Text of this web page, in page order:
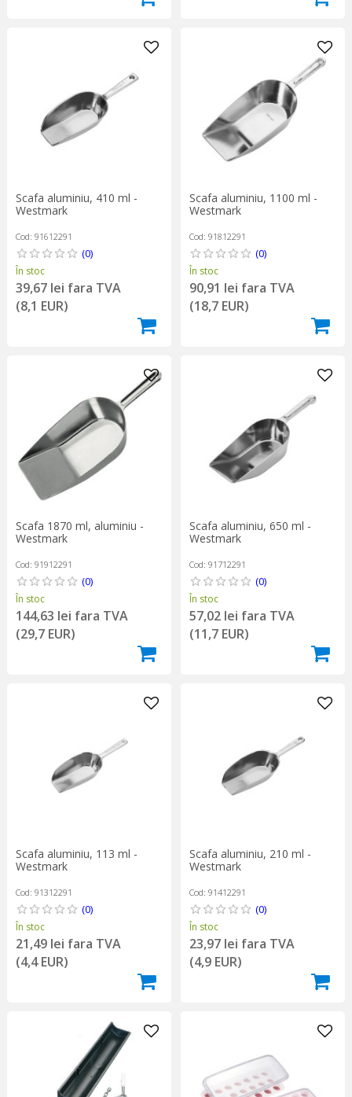
Scafa aluminiu, 410 ml -
Westmark
Cod: 91612291
(0)
În stoc
39,67 lei fara TVA
(8,1 EUR)
Scafa aluminiu, 1100 ml -
Westmark
Cod: 91812291
(0)
În stoc
90,91 lei fara TVA
(18,7 EUR)
Scafa 1870 ml, aluminiu -
Westmark
Cod: 91912291
(0)
În stoc
144,63 lei fara TVA
(29,7 EUR)
Scafa aluminiu, 650 ml -
Westmark
Cod: 91712291
(0)
În stoc
57,02 lei fara TVA
(11,7 EUR)
Scafa aluminiu, 113 ml -
Westmark
Cod: 91312291
(0)
În stoc
21,49 lei fara TVA
(4,4 EUR)
Scafa aluminiu, 210 ml -
Westmark
Cod: 91412291
(0)
În stoc
23,97 lei fara TVA
(4,9 EUR)